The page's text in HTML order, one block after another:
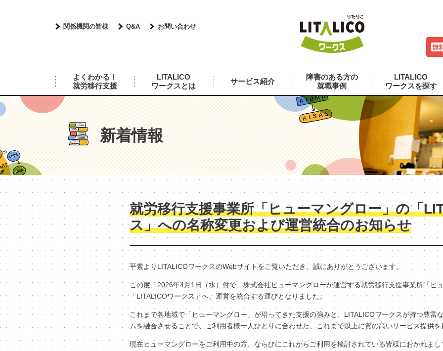
関係機関の皆様 Q&A お問い合わせ
よくわかる！
就労移行支援
LITALICO
ワークスとは
サービス紹介
障害のある方の
就職事例
LITALICO
ワークスを探す
新着情報
就労移行支援事業所「ヒューマングロー」の「
ス」への名称変更および運営統合のお知らせ
平素よりLITALICOワークスのWebサイトをご覧いただき、誠にありがとうございます。
この度、2026年4月1日（水）付で、株式会社ヒューマングローが運営する就労移行支援事業所「ヒ
「LITALICOワークス」へ、運営を統合する運びとなりました。
これまで各地域で「ヒューマングロー」が培ってきた支援の強みと、LITALICOワークスが持つ豊富
ムを融合させることで、ご利用者様一人ひとりに合わせた、これまで以上に質の高いサービス提供
現在ヒューマングローをご利用中の方、ならびにこれからご利用を検討されている皆様におかれま